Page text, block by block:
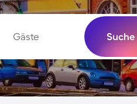
Gäste Suche